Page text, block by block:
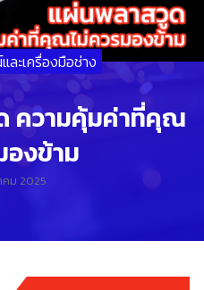
ะเครื่องมือช่าง
ความคุ้มค่าที่คุณ
องข้าม
คม 2025